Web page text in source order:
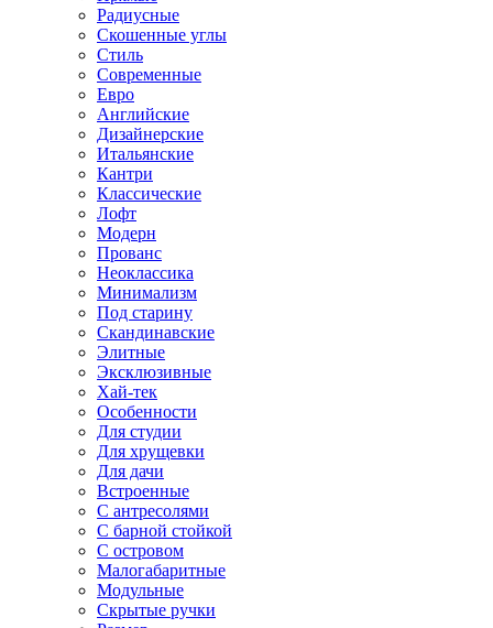
Радиусные
Скошенные углы
Стиль
Современные
Евро
Английские
Дизайнерские
Итальянские
Кантри
Классические
Лофт
Модерн
Прованс
Неоклассика
Минимализм
Под старину
Скандинавские
Элитные
Эксклюзивные
Хай-тек
Особенности
Для студии
Для хрущевки
Для дачи
Встроенные
С антресолями
С барной стойкой
С островом
Малогабаритные
Модульные
Скрытые ручки